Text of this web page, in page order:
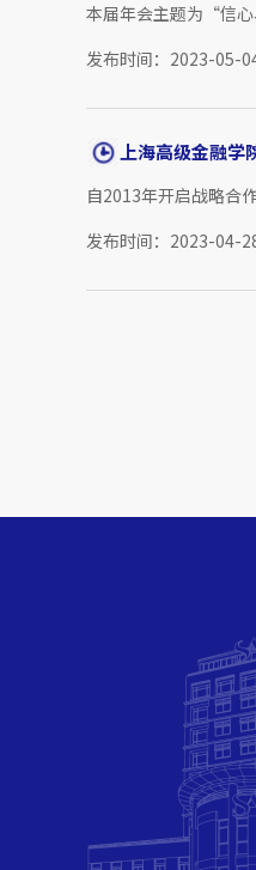
本届年会主题为“信心
发布时间：2023-05-
上海高级金融学
自2013年开启战略合
发布时间：2023-04-